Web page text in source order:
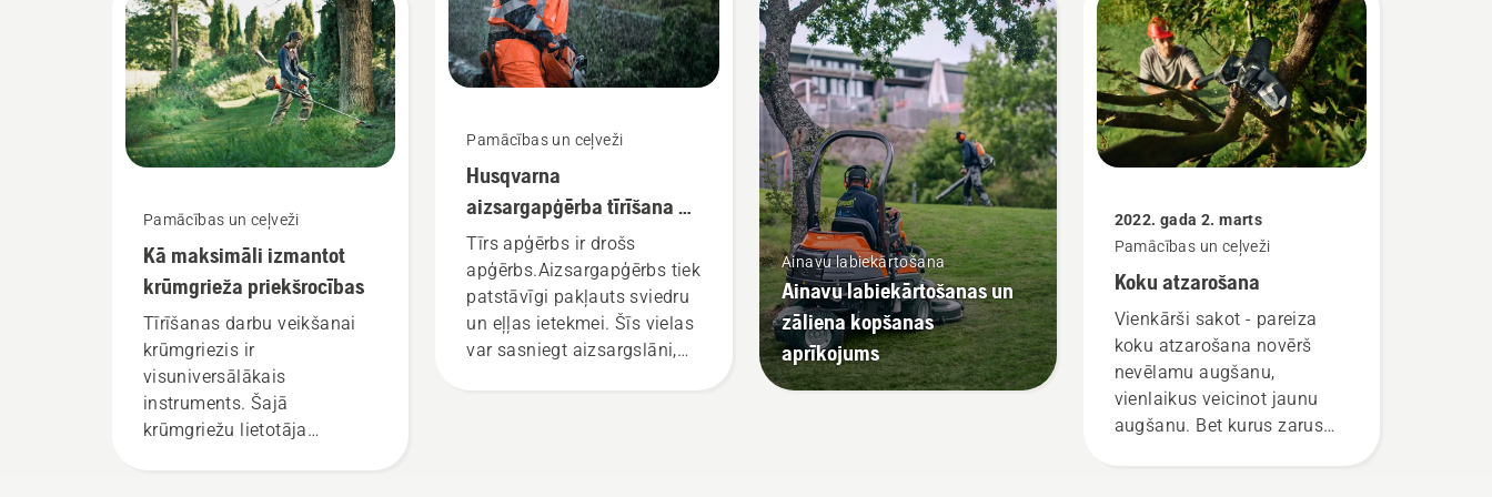
ķēdes zāģiem.
Pamācības un ceļveži
Kā maksimāli izmantot
krūmgrieža priekšrocības
Tīrīšanas darbu veikšanai
krūmgriezis ir
visuniversālākais
instruments. Šajā
krūmgriežu lietotāja
Pamācības un ceļveži
Husqvarna
aizsargapģērba tīrīšana un
apkope
Tīrs apģērbs ir drošs
apģērbs.Aizsargapģērbs tiek
patstāvīgi pakļauts sviedru
un eļļas ietekmei. Šīs vielas
var sasniegt aizsargslāni,
Ainavu labiekārtošana
Ainavu labiekārtošanas un
zāliena kopšanas
aprīkojums
2022. gada 2. marts
Pamācības un ceļveži
Koku atzarošana
Vienkārši sakot - pareiza
koku atzarošana novērš
nevēlamu augšanu,
vienlaikus veicinot jaunu
augšanu. Bet kurus zarus